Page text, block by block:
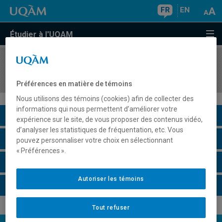
FR EN
Étudier à l'UQAM
COURS//
Description du cours
Horaire - Été 2026
Préférences en matière de témoins
Nous utilisons des témoins (cookies) afin de collecter des
informations qui nous permettent d’améliorer votre
expérience sur le site, de vous proposer des contenus vidéo,
d’analyser les statistiques de fréquentation, etc. Vous
pouvez personnaliser votre choix en sélectionnant
« Préférences ».
Tout refuser
Autoriser les témoins